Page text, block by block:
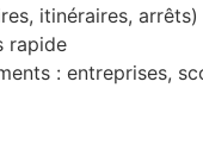
itinéraires, arrêts)
rapide
: entreprises,